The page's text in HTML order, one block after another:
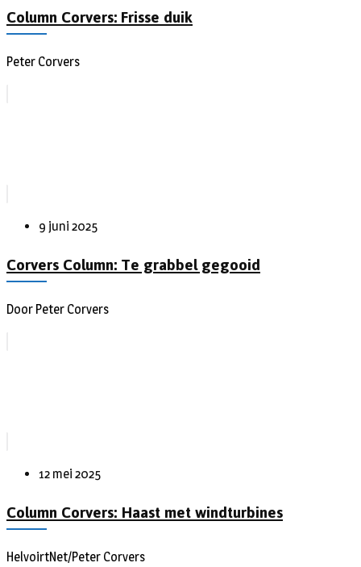
Column Corvers: Frisse duik
Peter Corvers
9 juni 2025
Corvers Column: Te grabbel gegooid
Door Peter Corvers
12 mei 2025
Column Corvers: Haast met windturbines
HelvoirtNet/Peter Corvers